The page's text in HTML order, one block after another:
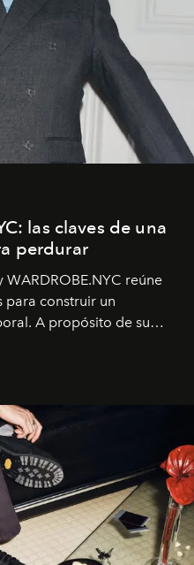
las claves de una
perdurar
reúne
para construir un
A propósito de su
la firma neoyorquina y
global de la marca